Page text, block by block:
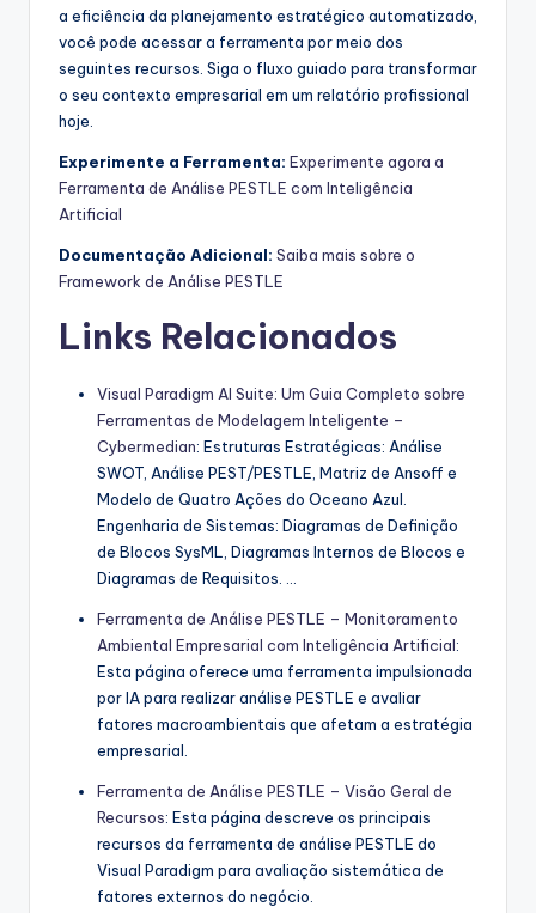
a eficiência da planejamento estratégico automatizado,
você pode acessar a ferramenta por meio dos
seguintes recursos. Siga o fluxo guiado para transformar
o seu contexto empresarial em um relatório profissional
hoje.
Experimente a Ferramenta: Experimente agora a
Ferramenta de Análise PESTLE com Inteligência
Artificial
Documentação Adicional: Saiba mais sobre o
Framework de Análise PESTLE
Links Relacionados
Visual Paradigm AI Suite: Um Guia Completo sobre
Ferramentas de Modelagem Inteligente –
Cybermedian: Estruturas Estratégicas: Análise
SWOT, Análise PEST/PESTLE, Matriz de Ansoff e
Modelo de Quatro Ações do Oceano Azul.
Engenharia de Sistemas: Diagramas de Definição
de Blocos SysML, Diagramas Internos de Blocos e
Diagramas de Requisitos. …
Ferramenta de Análise PESTLE – Monitoramento
Ambiental Empresarial com Inteligência Artificial:
Esta página oferece uma ferramenta impulsionada
por IA para realizar análise PESTLE e avaliar
fatores macroambientais que afetam a estratégia
empresarial.
Ferramenta de Análise PESTLE – Visão Geral de
Recursos: Esta página descreve os principais
recursos da ferramenta de análise PESTLE do
Visual Paradigm para avaliação sistemática de
fatores externos do negócio.